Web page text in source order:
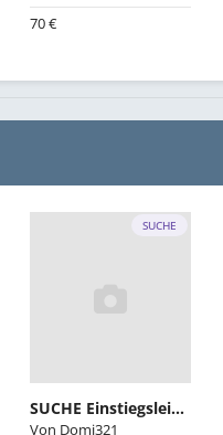
70 €
SUCHE
SUCHE Einstiegsleiste Fahrerseite hinten (4-türer/Touring)
Von Domi321